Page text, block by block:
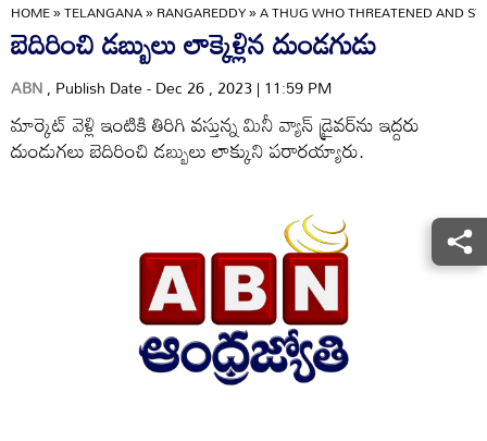
HOME»TELANGANA»RANGAREDDY»A THUG WHO THREATENED AND
బెదిరించి డబ్బులు లాక్కెళ్లిన దుండగుడు
ABN, Publish Date - Dec 26 , 2023 | 11:59 PM
మార్కెట్‌ వెళ్లి ఇంటికి తిరిగి వస్తున్న మినీ వ్యాన్‌ డ్రైవర్‌ను ఇద్దరు
దుండుగలు బెదిరించి డబ్బులు లాక్కుని పరారయ్యారు.